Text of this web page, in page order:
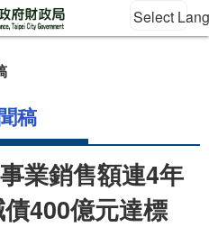
Select
稿
業銷售額連4年
400億元達標